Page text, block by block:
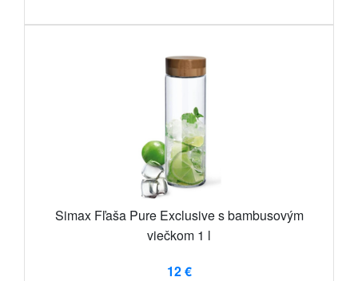
Simax Fľaša Pure Exclusive s bambusovým
viečkom 1 l
12 €